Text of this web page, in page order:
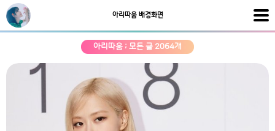
아리따움 배경화면
아리따움 ; 모든 글 2064개